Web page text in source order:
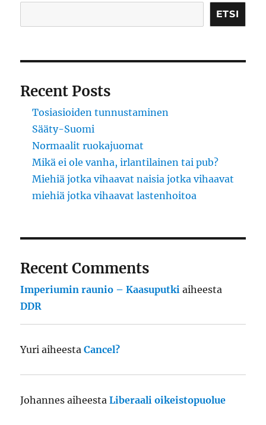
ETSI
Recent Posts
Tosiasioiden tunnustaminen
Sääty-Suomi
Normaalit ruokajuomat
Mikä ei ole vanha, irlantilainen tai pub?
Miehiä jotka vihaavat naisia jotka vihaavat
miehiä jotka vihaavat lastenhoitoa
Recent Comments
Imperiumin raunio – Kaasuputki aiheesta
DDR
Yuri aiheestaCancel?
Johannes aiheestaLiberaali oikeistopuolue